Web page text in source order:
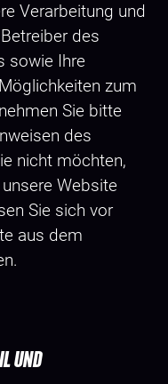
Verarbeitung und
des
sowie Ihre
zum
Sie bitte
des
nicht möchten,
Website
Sie sich vor
aus dem
UND